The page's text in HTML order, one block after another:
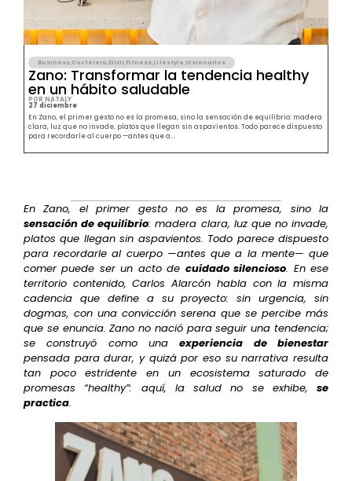
Business,Coctelera,Elixir,Fitness,Lifestyle,Visionarios
Zano: Transformar la tendencia healthy
en un hábito saludable
POR NATALY
27 diciembre
En Zano, el primer gesto no es la promesa, sino la sensación de equilibrio: madera
clara, luz que no invade, platos que llegan sin aspavientos. Todo parece dispuesto
para recordarle al cuerpo —antes que a...
En Zano, el primer gesto no es la promesa, sino la
sensación de equilibrio: madera clara, luz que no invade,
platos que llegan sin aspavientos. Todo parece dispuesto
para recordarle al cuerpo —antes que a la mente— que
comer puede ser un acto de cuidado silencioso. En ese
territorio contenido, Carlos Alarcón habla con la misma
cadencia que define a su proyecto: sin urgencia, sin
dogmas, con una convicción serena que se percibe más
que se enuncia. Zano no nació para seguir una tendencia;
se construyó como unaexperiencia de bienestar
pensada para durar, y quizá por eso su narrativa resulta
tan poco estridente en un ecosistema saturado de
promesas “healthy”: aquí, la salud no se exhibe, se
practica.